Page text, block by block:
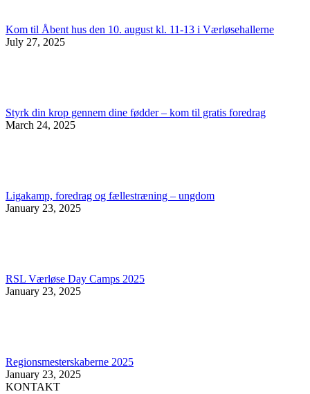
Kom til Åbent hus den 10. august kl. 11-13 i Værløsehallerne
July 27, 2025
Styrk din krop gennem dine fødder – kom til gratis foredrag
March 24, 2025
Ligakamp, foredrag og fællestræning – ungdom
January 23, 2025
RSL Værløse Day Camps 2025
January 23, 2025
Regionsmesterskaberne 2025
January 23, 2025
KONTAKT